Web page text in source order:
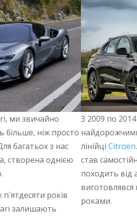
ми звичайно
більше, ніж просто
багатьох з нас
створена однією
років
залишають
З 2009 по 2014
лінійці Citroën
став
походить від
виготовлявся
роками.